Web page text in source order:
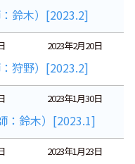
鈴木）[2023.2]
2023年2月20日
狩野）[2023.2]
2023年1月30日
：鈴木）[2023.1]
2023年1月23日